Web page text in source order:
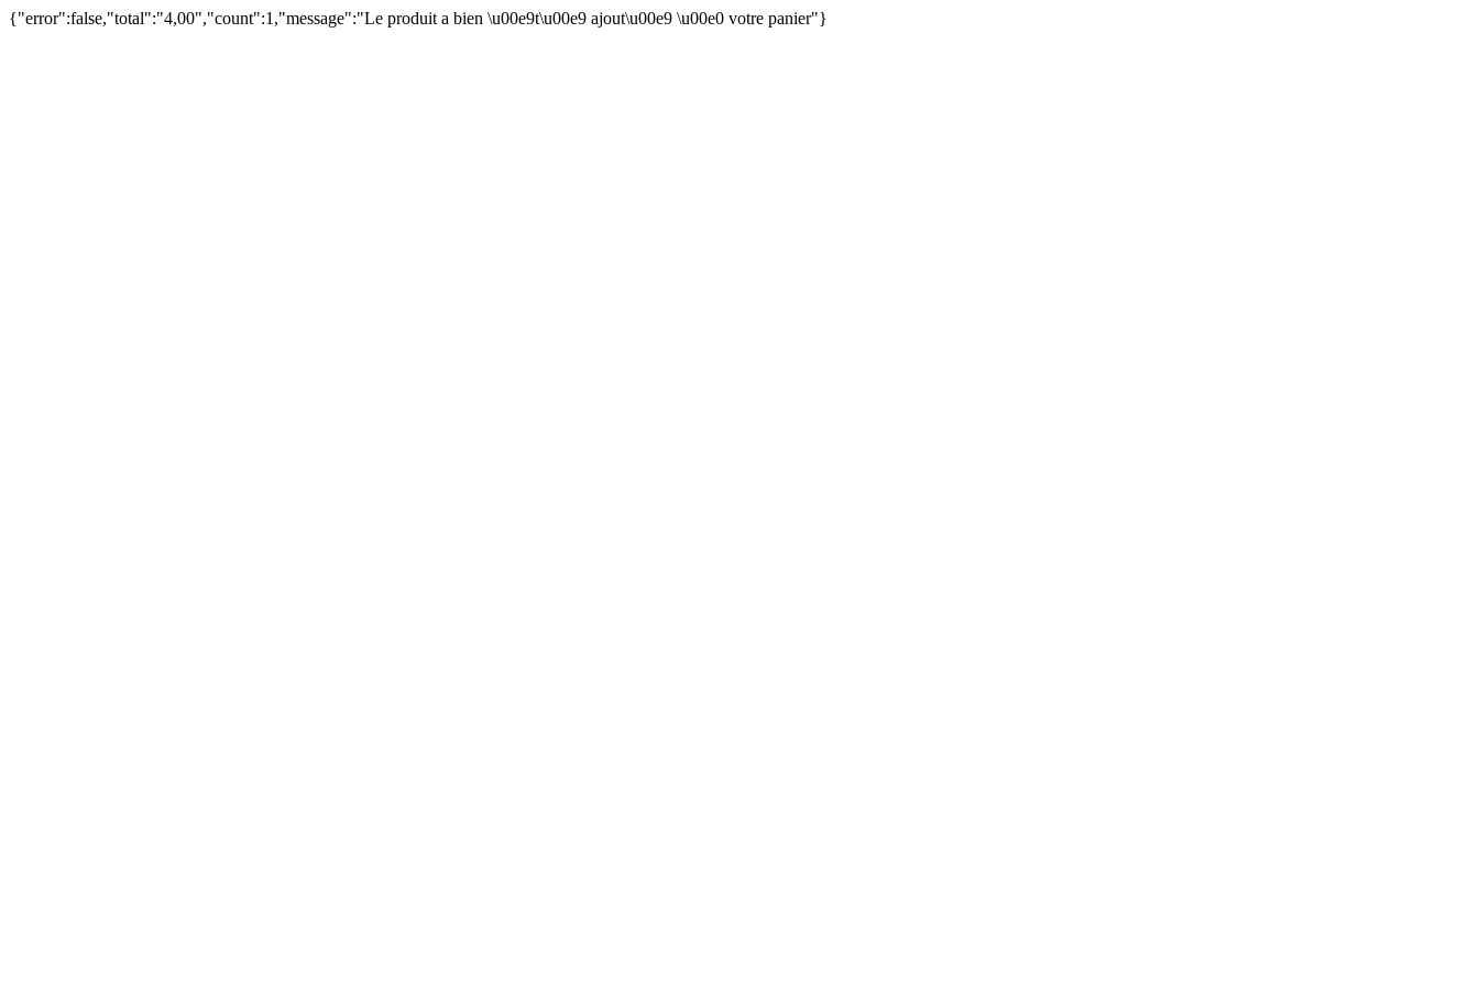
{"error":false,"total":"4,00","count":1,"message":"Le produit a bien \u00e9t\u00e9 ajout\u00e9 \u00e0 votre panier"}